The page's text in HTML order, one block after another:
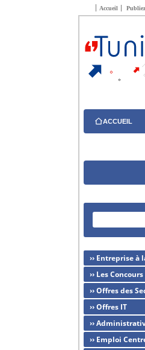
Accueil
ACCUEIL
›› Entreprise à
›› Les
›› Offres des
›› Offres IT
››
›› Emploi